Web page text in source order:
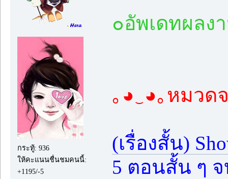
กระทู้: 936
ให้คะแนนชื่นชมคนนี้:
+1195/-5
๐อัพเดทผลง
｡◕‿◕｡หมวด
(เรื่องสั้น)
5 ตอนสั้น ๆ